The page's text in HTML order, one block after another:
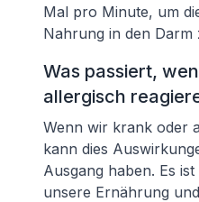
Mal pro Minute, um
Nahrung in den Darm
Was passiert,
allergisch
Wenn wir krank oder
kann dies
Ausgang haben. Es
unsere Ernährung